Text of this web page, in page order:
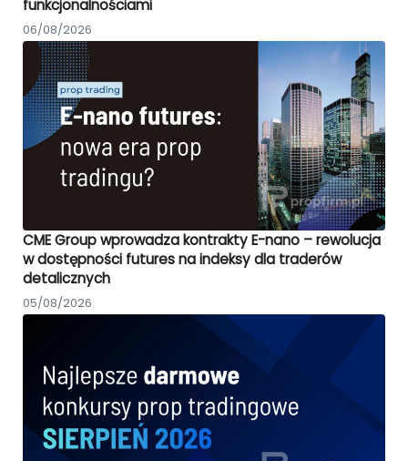
funkcjonalnościami
06/08/2026
CME Group wprowadza kontrakty E-nano – rewolucja
w dostępności futures na indeksy dla traderów
detalicznych
05/08/2026